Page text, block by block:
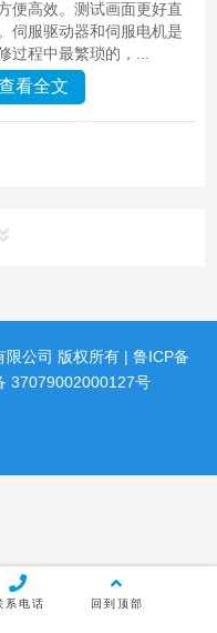
便高效。测试画面更好直
伺服驱动器和伺服电机是
过程中最繁琐的，...
看全文
公司 版权所有 | 鲁ICP备
37079002000127号
系电话 回到顶部